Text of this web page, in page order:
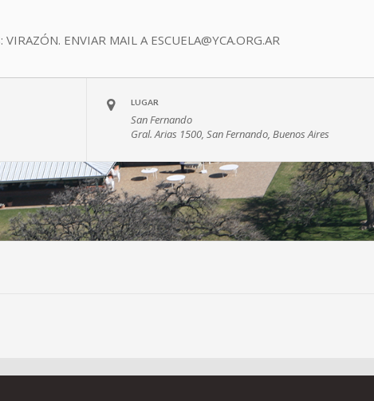
VIRAZÓN. ENVIAR MAIL A ESCUELA@YCA.ORG.AR
LUGAR
San Fernando
Gral. Arias 1500, San Fernando, Buenos Aires